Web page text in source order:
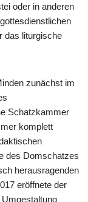
oder in anderen
das liturgische
zunächst im
Schatzkammer
komplett
des Domschatzes
herausragenden
eröffnete der